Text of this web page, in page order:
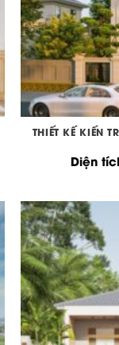
THIẾT KẾ KIẾN
Diện